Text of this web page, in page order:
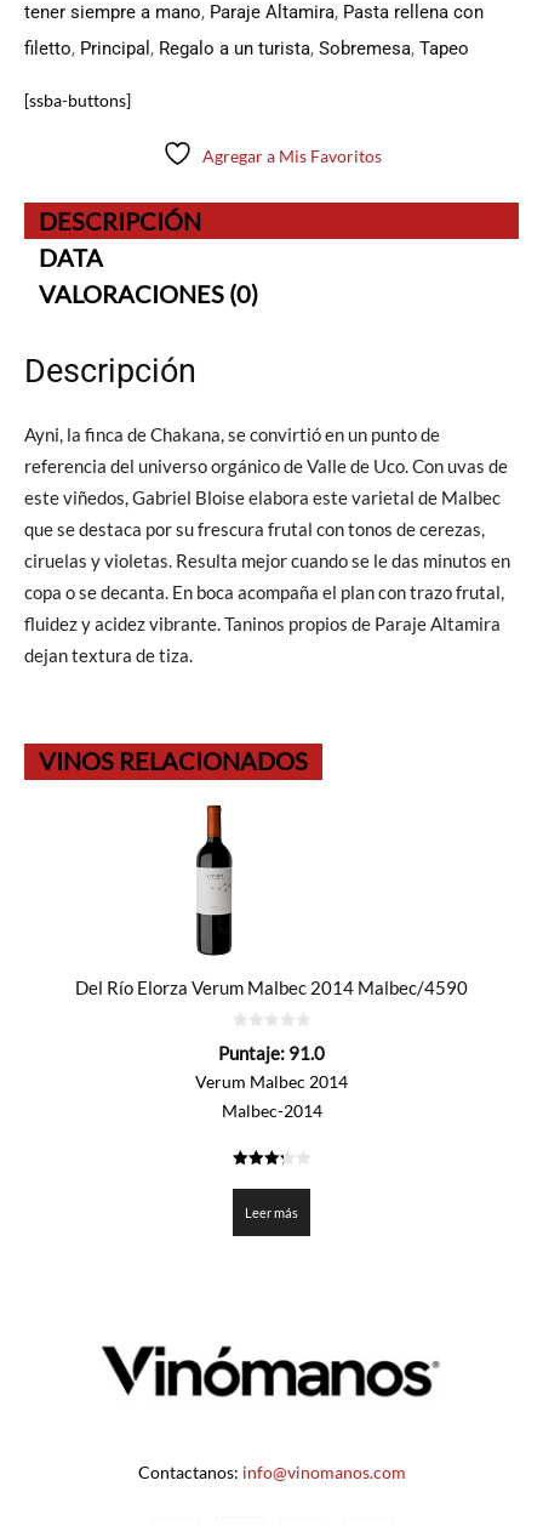
tener siempre a mano, Paraje Altamira, Pasta rellena con
filetto, Principal , Regalo a un turista, Sobremesa, Tapeo
[ssba-buttons]
Agregar a Mis Favoritos
DESCRIPCIÓN
DATA
VALORACIONES (0)
Descripción
Ayni, la finca de Chakana, se convirtió en un punto de
referencia del universo orgánico de Valle de Uco. Con uvas de
este viñedos, Gabriel Bloise elabora este varietal de Malbec
que se destaca por su frescura frutal con tonos de cerezas,
ciruelas y violetas. Resulta mejor cuando se le das minutos en
copa o se decanta. En boca acompaña el plan con trazo frutal,
fluidez y acidez vibrante. Taninos propios de Paraje Altamira
dejan textura de tiza.
VINOS RELACIONADOS
Del Río Elorza Verum Malbec 2014 Malbec/4590
de
Puntaje: 91.0
Verum Malbec 2014
Malbec-2014
Leer más
Contactanos: info@vinomanos.com